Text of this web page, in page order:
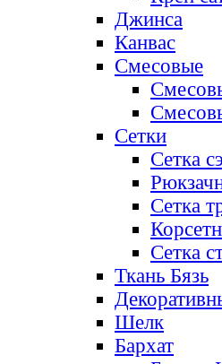
Джинса
Канвас
Смесовые
Сетки
Сетка
Сетка
Сетка
Ткань Бязь
Шелк
Бархат